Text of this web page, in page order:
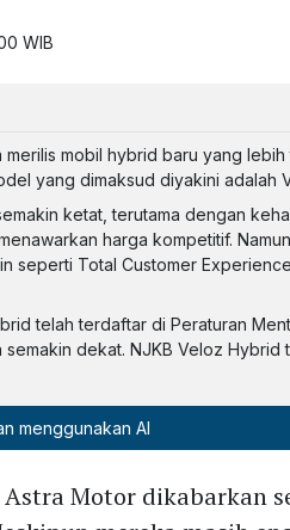
WIB
mobil hybrid baru yang lebih
yang dimaksud diyakini adalah
ketat, terutama dengan
harga kompetitif.
seperti Total Customer
telah terdaftar di Peraturan
dekat. NJKB Veloz Hybrid
menggunakan AI
Astra Motor dikabarkan